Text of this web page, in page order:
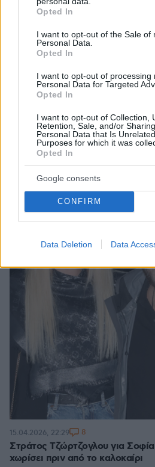
grant or deny consent to Google
use your data for below specified
consent section.
Opted In
I want to opt-out of the Sale of
Personal Data.
Opted In
I want to opt-out of processing
Personal Data for Targeted
Opted In
I want to opt-out of Collection,
Retention, Sale, and/or
Personal Data that Is
Purposes for which it was
Opted In
Google consents
CONFIRM
Data Deletion Data
Μαριόλα: Το βίντεο που μου
καρδιά
φωτογραφίες της πρώην
συντροφιά
16.04.2026, 18:10
Στράτος Τζώρτζογλου για
χωρίσει πριν από το καλοκαίρι
15.04.2026, 22:29 8